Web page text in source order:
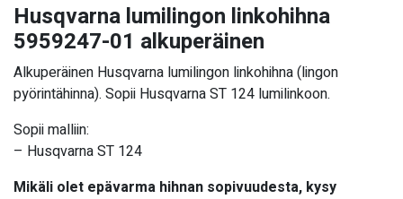
Husqvarna lumilingon linkohihna
5959247-01 alkuperäinen
Alkuperäinen Husqvarna lumilingon linkohihna (lingon
pyörintähinna). Sopii Husqvarna ST 124 lumilinkoon.
Sopii malliin:
– Husqvarna ST 124
Mikäli olet epävarma hihnan sopivuudesta, kysy